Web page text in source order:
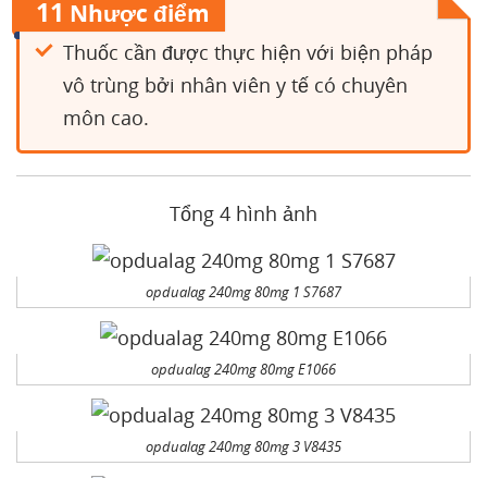
11 Nhược điểm
Thuốc cần được thực hiện với biện pháp
vô trùng bởi nhân viên y tế có chuyên
môn cao.
Tổng 4 hình ảnh
opdualag 240mg 80mg 1 S7687
opdualag 240mg 80mg E1066
opdualag 240mg 80mg 3 V8435